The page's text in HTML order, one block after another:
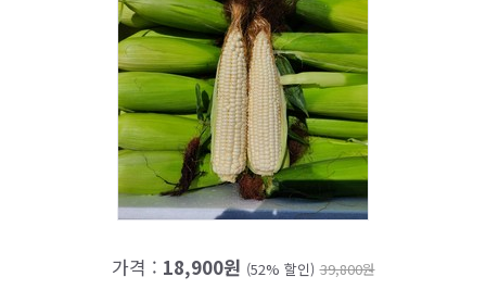
가격 : 18,900원 (52% 할인) 39,800원